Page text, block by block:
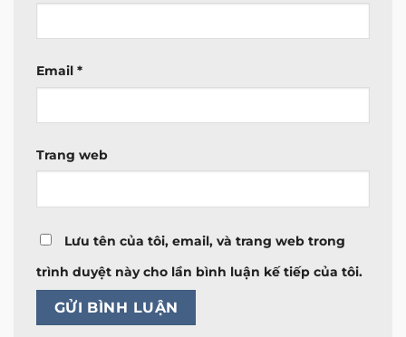
Email *
Trang web
Lưu tên của tôi, email, và trang web trong
trình duyệt này cho lần bình luận kế tiếp của tôi.